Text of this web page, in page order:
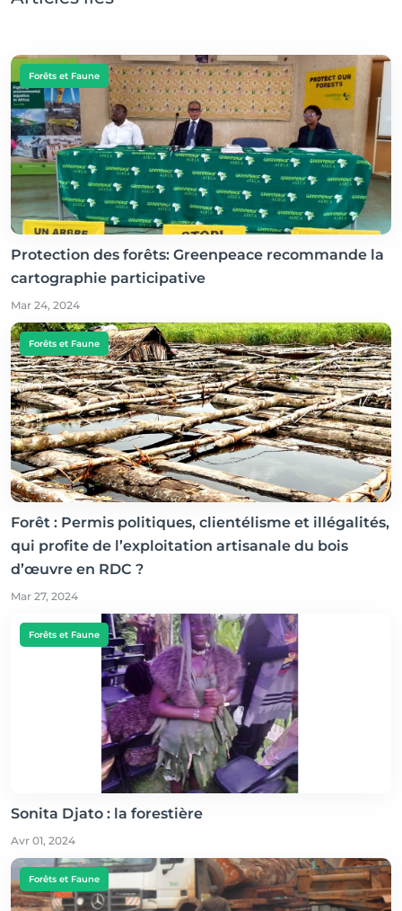
Forêts et Faune
Protection des forêts: Greenpeace recommande la
cartographie participative
Mar 24, 2024
Forêts et Faune
Forêt : Permis politiques, clientélisme et illégalités,
qui profite de l’exploitation artisanale du bois
d’œuvre en RDC ?
Mar 27, 2024
Forêts et Faune
Sonita Djato : la forestière
Avr 01, 2024
Forêts et Faune